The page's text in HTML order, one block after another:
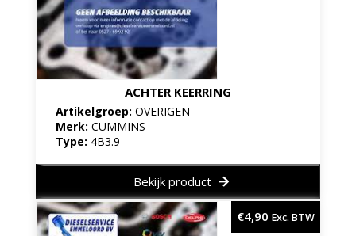
ACHTER KEERRING
Artikelgroep: OVERIGEN
Merk: CUMMINS
Type: 4B3.9
Bekijk product
€4,90 Exc. BTW